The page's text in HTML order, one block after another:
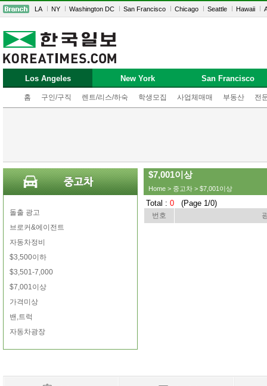
LA NY Washington DC San Francisco Chicago Seattle Hawaii
Los Angeles
홈 구인/구직 렌트/리스/하숙 학생모집 사업체매매 부동산 전
New York San Francisco
돌출 광고
브로커&에이전트
자동차정비
$3,500이하
$3,501-7,000
$7,001이상
가격미상
밴,트럭
자동차광장
$7,001이상
Home > 중고차 > $7,001이상
Total : 0 (Page 1/0)
번호